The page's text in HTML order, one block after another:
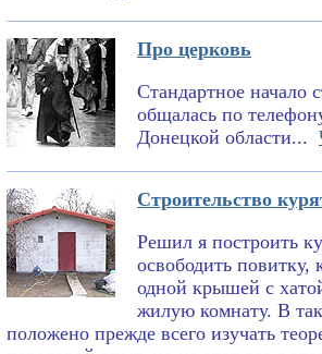
Про церковь
Стандартное начало
общалась по
Донецкой области...
Строительство
Решил я построить
освободить повитку,
одной крышей с
жилую комнату. В
положено прежде всего изучать